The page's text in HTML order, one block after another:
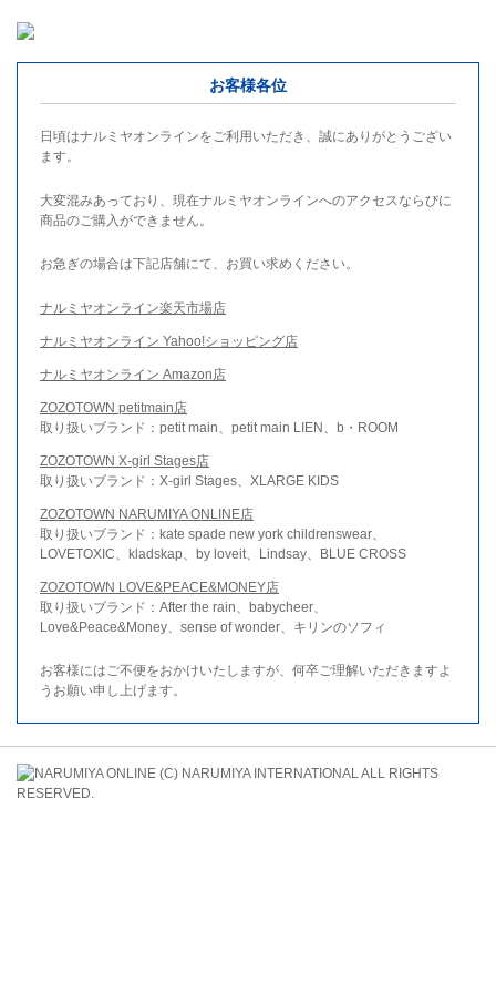
お客様各位
日頃はナルミヤオンラインをご利用いただき、誠にありがとうござい
ます。
大変混みあっており、現在ナルミヤオンラインへのアクセスならびに
商品のご購入ができません。
お急ぎの場合は下記店舗にて、お買い求めください。
ナルミヤオンライン楽天市場店
ナルミヤオンライン Yahoo!ショッピング店
ナルミヤオンライン Amazon店
ZOZOTOWN petitmain店
取り扱いブランド：petit main、petit main LIEN、b・ROOM
ZOZOTOWN X-girl Stages店
取り扱いブランド：X-girl Stages、XLARGE KIDS
ZOZOTOWN NARUMIYA ONLINE店
取り扱いブランド：kate spade new york childrenswear、
LOVETOXIC、kladskap、by loveit、Lindsay、BLUE CROSS
ZOZOTOWN LOVE&PEACE&MONEY店
取り扱いブランド：After the rain、babycheer、
Love&Peace&Money、sense of wonder、キリンのソフィ
お客様にはご不便をおかけいたしますが、何卒ご理解いただきますよ
うお願い申し上げます。